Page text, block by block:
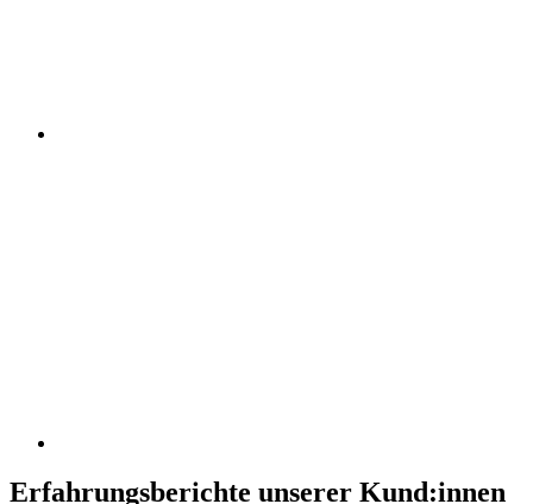
Erfahrungsberichte unserer Kund:innen